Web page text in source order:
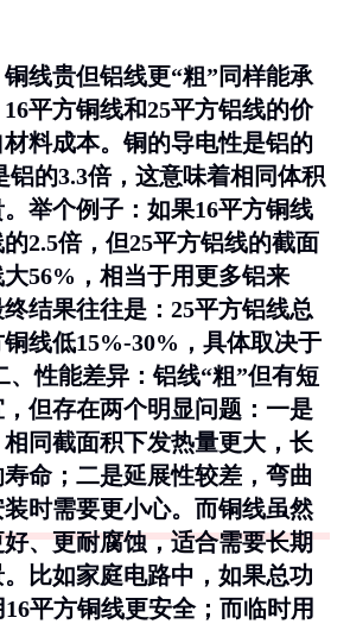
线贵但铝线更“粗”同样能承
平方铜线和25平方铝线的价
料成本。铜的导电性是铝的
铝的3.3倍，这意味着相同体积
举个例子：如果16平方铜线
2.5倍，但25平方铝线的截面
56%，相当于用更多铝来
结果往往是： 25平方铝线总
线低15%-30% ，具体取决于
、性能差异：铝线“粗”但有短
但存在两个明显问题：一是
同截面积下发热量更大，长
命；二是延展性较差，弯曲
时需要更小心。而铜线虽然
、更耐腐蚀，适合需要长期
比如家庭电路中，如果总功
平方铜线更安全；而临时用